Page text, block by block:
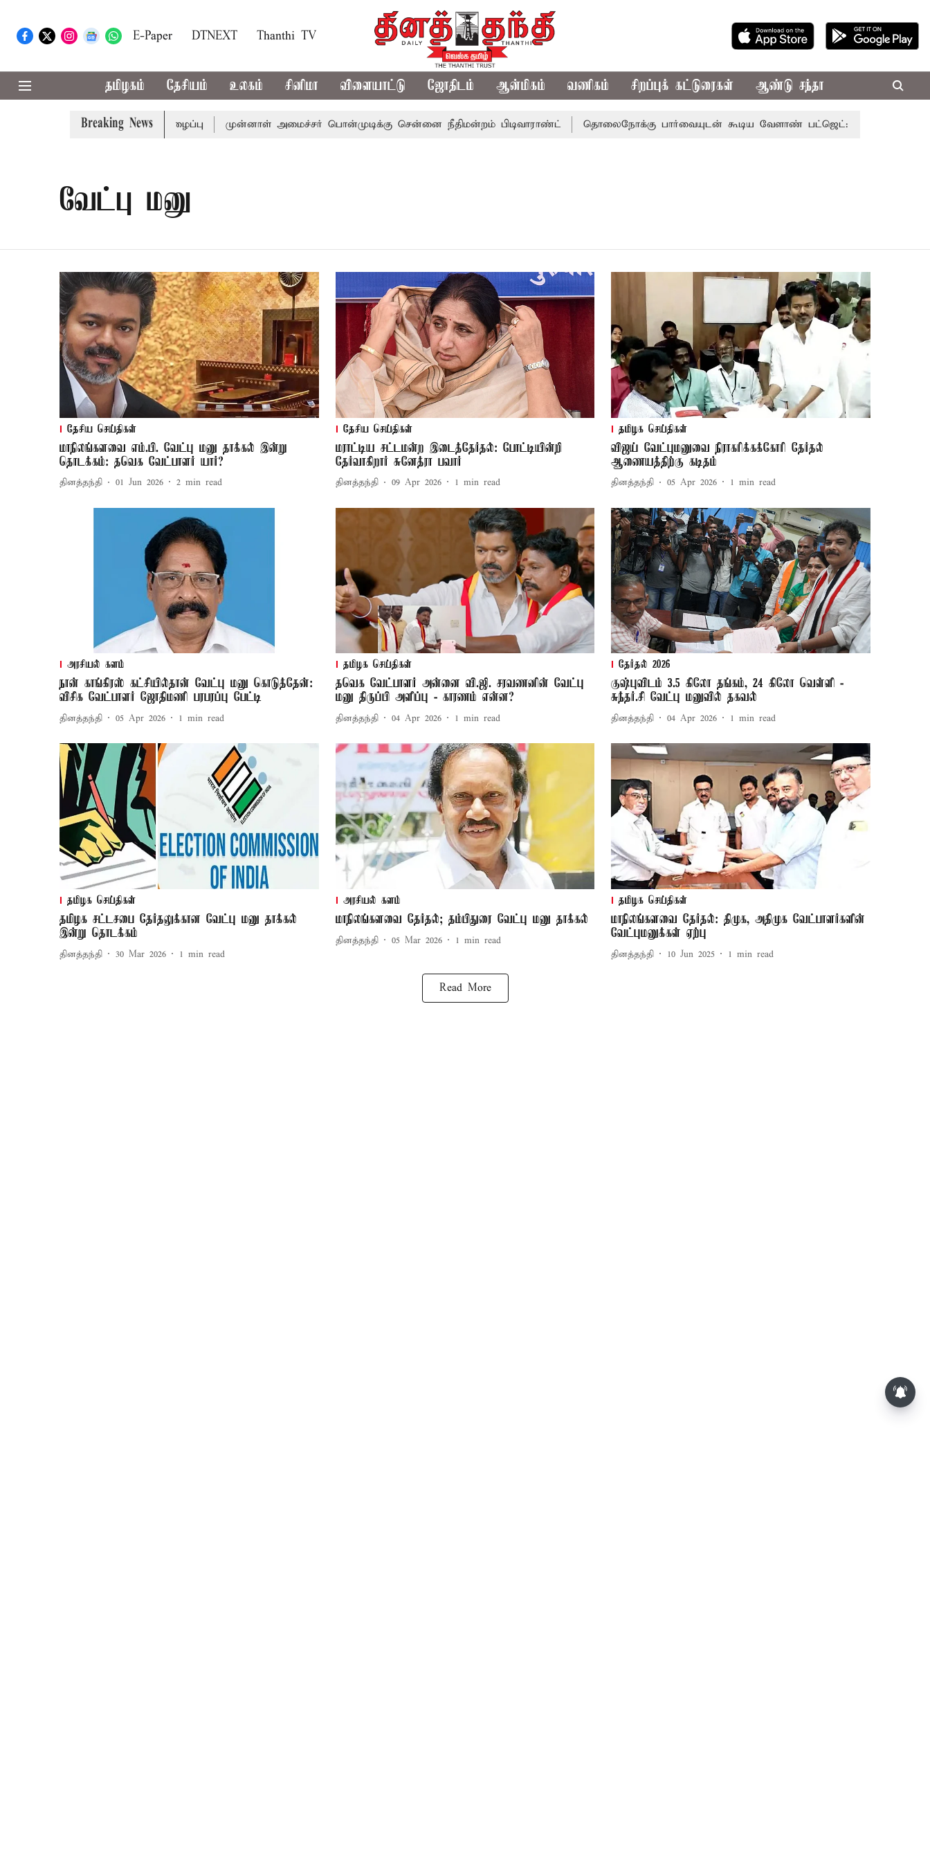
E-Paper DTNEXT Thanthi TV
தமிழகம் தேசியம் உலகம் சினிமா விளையாட்டு ஜோதிடம் ஆன்மிகம் வணிகம் சிறப்புக் கட்டுரைகள் ஆண்டு சந்தா
Breaking News
முதல்-அமைச்சர் விஜய் அழைப்பு முன்னாள் அமைச்சர் பொன்முடிக்கு சென்னை நீதிமன்றம் பிடிவாராண்ட் தொலைநோக்கு பார்வையுடன் கூடிய வேளாண் பட்ஜெட்: முதல்-அமைச்சர்
வேட்பு மனு
தேசிய செய்திகள்
மாநிலங்களவை எம்.பி. வேட்பு மனு தாக்கல் இன்று
தொடக்கம்: தவெக வேட்பாளர் யார்?
தினத்தந்தி 01 Jun 2026 2 min read
தேசிய செய்திகள்
மராட்டிய சட்டமன்ற இடைத்தேர்தல்: போட்டியின்றி
தேர்வாகிறார் சுனேத்ரா பவார்
தினத்தந்தி 09 Apr 2026 1 min read
தமிழக செய்திகள்
விஜய் வேட்புமனுவை நிராகரிக்கக்கோரி தேர்தல்
ஆணையத்திற்கு கடிதம்
தினத்தந்தி 05 Apr 2026 1 min read
அரசியல் களம்
நான் காங்கிரஸ் கட்சியில்தான் வேட்பு மனு கொடுத்தேன்:
விசிக வேட்பாளர் ஜோதிமணி பரபரப்பு பேட்டி
தினத்தந்தி 05 Apr 2026 1 min read
தமிழக செய்திகள்
தவெக வேட்பாளர் அன்னை வி.ஜி. சரவணனின் வேட்பு
மனு திருப்பி அளிப்பு - காரணம் என்ன?
தினத்தந்தி 04 Apr 2026 1 min read
தேர்தல் 2026
குஷ்புவிடம் 3.5 கிலோ தங்கம், 24 கிலோ வெள்ளி -
சுந்தர்.சி வேட்பு மனுவில் தகவல்
தினத்தந்தி 04 Apr 2026 1 min read
தமிழக செய்திகள்
தமிழக சட்டசபை தேர்தலுக்கான வேட்பு மனு தாக்கல்
இன்று தொடக்கம்
தினத்தந்தி 30 Mar 2026 1 min read
அரசியல் களம்
மாநிலங்களவை தேர்தல்; தம்பிதுரை வேட்பு மனு தாக்கல்
தினத்தந்தி 05 Mar 2026 1 min read
தமிழக செய்திகள்
மாநிலங்களவை தேர்தல்: திமுக, அதிமுக வேட்பாளர்களின்
வேட்புமனுக்கள் ஏற்பு
தினத்தந்தி 10 Jun 2025 1 min read
Read More